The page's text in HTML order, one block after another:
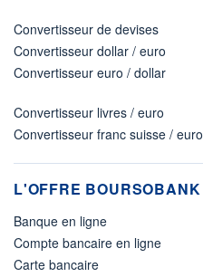
Convertisseur de devises
Convertisseur dollar / euro
Convertisseur euro / dollar
Convertisseur livres / euro
Convertisseur franc suisse / euro
L'OFFRE BOURSOBANK
Banque en ligne
Compte bancaire en ligne
Carte bancaire